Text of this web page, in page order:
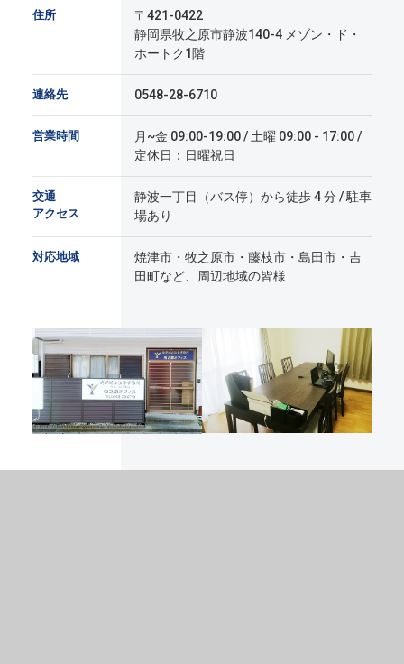
住所
〒421-0422
静岡県牧之原市静波140-4 メゾン・ド・
ホートク1階
連絡先 0548-28-6710
営業時間
月~金 09:00-19:00 / 土曜 09:00 - 17:00 /
定休日：日曜祝日
交通
アクセス
静波一丁目（バス停）から徒歩 4 分 / 駐車
場あり
対応地域
焼津市・牧之原市・藤枝市・島田市・吉
田町など、周辺地域の皆様